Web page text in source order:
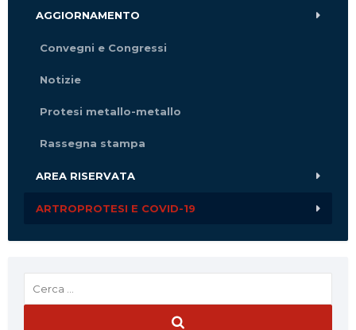
AGGIORNAMENTO
Convegni e Congressi
Notizie
Protesi metallo-metallo
Rassegna stampa
AREA RISERVATA
ARTROPROTESI E COVID-19